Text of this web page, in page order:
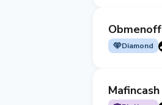
Obmenoff
Diamond
Mafincash